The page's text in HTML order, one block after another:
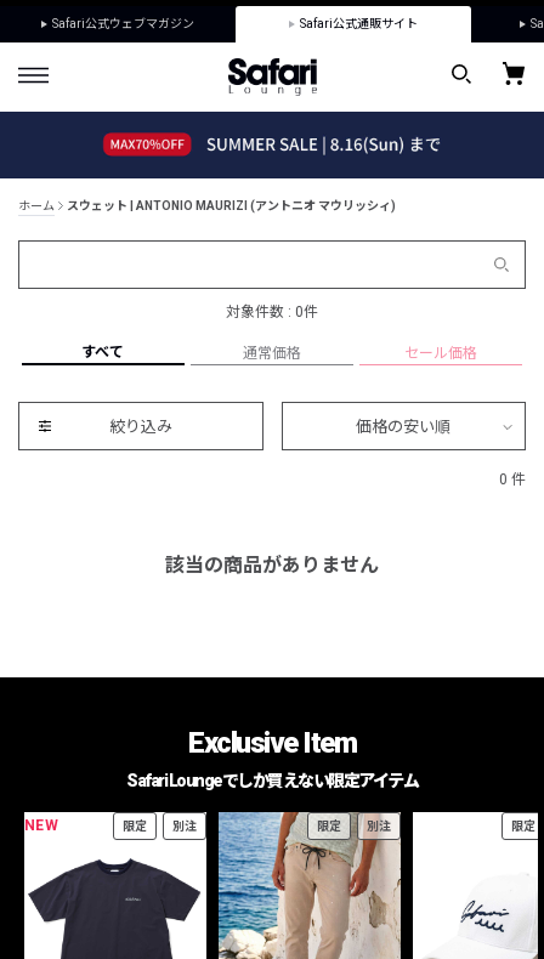
Safari公式ウェブマガジン Safari公式通販サイト
ホーム スウェット | ANTONIO MAURIZI (アントニオ マウリッシィ)
対象件数 : 0件
すべて 通常価格 セール価格
絞り込み 価格の安い順
0 件
該当の商品がありません
Exclusive Item
Safari Loungeでしか買えない限定アイテム
NEW 限定 別注 限定 別注 限定